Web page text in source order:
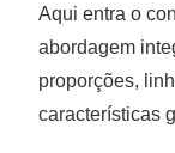
Aqui entra o
abordagem
proporções,
características